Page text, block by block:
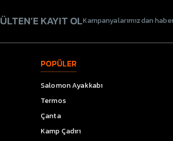
KAYIT OLKampanyalarımızdan
POPÜLER
Salomon Ayakkabı
Termos
Çanta
Kamp Çadırı